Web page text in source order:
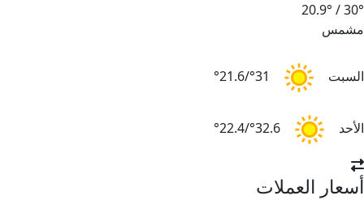
30°
/
20.9°
مشمس
السبت 31°/21.6°
الأحد 32.6°/22.4°
أسعار العملات